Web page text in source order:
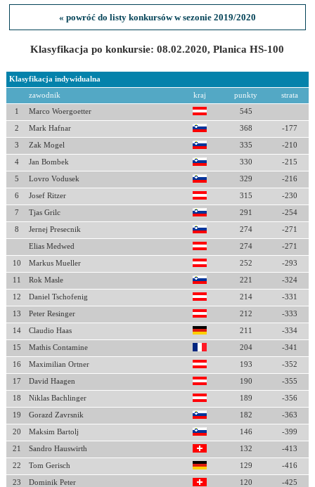
« powróć do listy konkursów w sezonie 2019/2020
Klasyfikacja po konkursie: 08.02.2020, Planica HS-100
Klasyfikacja indywidualna
zawodnik kraj punkty strata
1 Marco Woergoetter 545
2 Mark Hafnar 368 -177
3 Zak Mogel 335 -210
4 Jan Bombek 330 -215
5 Lovro Vodusek 329 -216
6 Josef Ritzer 315 -230
7 Tjas Grilc 291 -254
8 Jernej Presecnik 274 -271
Elias Medwed 274 -271
10 Markus Mueller 252 -293
11 Rok Masle 221 -324
12 Daniel Tschofenig 214 -331
13 Peter Resinger 212 -333
14 Claudio Haas 211 -334
15 Mathis Contamine 204 -341
16 Maximilian Ortner 193 -352
17 David Haagen 190 -355
18 Niklas Bachlinger 189 -356
19 Gorazd Zavrsnik 182 -363
20 Maksim Bartolj 146 -399
21 Sandro Hauswirth 132 -413
22 Tom Gerisch 129 -416
23 Dominik Peter 120 -425